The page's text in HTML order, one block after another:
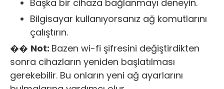
Başka bir cihaza bağlanmayı deneyin.
Bilgisayar kullanıyorsanız ağ komutlarını
çalıştırın.
��️ Not: Bazen wi-fi şifresini değiştirdikten
sonra cihazların yeniden başlatılması
gerekebilir. Bu onların yeni ağ ayarlarını